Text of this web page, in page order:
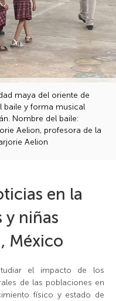
maya del oriente de
baile y forma musical
Nombre del baile:
Aelion, profesora de la
Aelion
en la
niñas
México
el impacto de los
de las poblaciones en
físico y estado de